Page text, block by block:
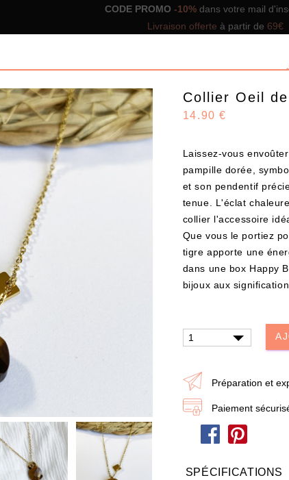
CODE PROMO -10% dans votre mail
Livraison offerte à partir de 69€
NOS DESIGNS DE BOX NOS BOX PRÊTES À
Design
Collier Oeil
14.90 €
Laissez-vous
pampille dorée,
et son pendentif
tenue. L'éclat
collier l'accessoire
Que vous le portiez
tigre apporte une
dans une box Happy
bijoux aux
Préparation et
Paiement
SPÉCIFICATIONS
CHOISISSEZ VOS
Offrir une Box cadeau n'a jamais été aussi simple : choisissez les produits et
PRIX POUR QUI ?